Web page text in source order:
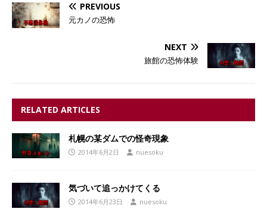
PREVIOUS
元カノの恐怖
NEXT
旅館の恐怖体験
RELATED ARTICLES
札幌の某ダムでの怪奇現象
2014年6月2日 nuesoku
気づいて追っかけてくる
2014年6月23日 nuesoku